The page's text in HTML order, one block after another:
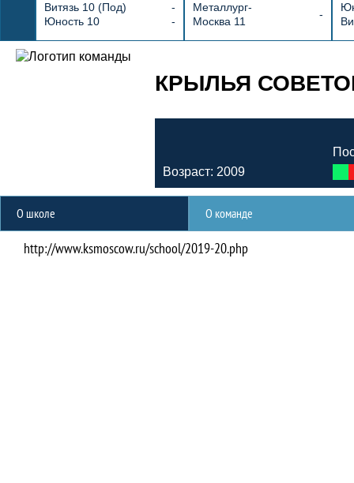
Витязь 10 (Под)
-
Юность 10
-
Металлург-
Москва 11
-
КРЫЛЬЯ
Возраст: 2009
О школе О команде
http://www.ksmoscow.ru/school/2019-20.php